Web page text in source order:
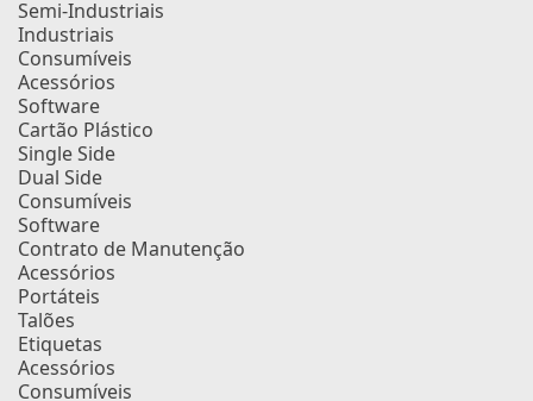
Semi-Industriais
Industriais
Consumíveis
Acessórios
Software
Cartão Plástico
Single Side
Dual Side
Consumíveis
Software
Contrato de Manutenção
Acessórios
Portáteis
Talões
Etiquetas
Acessórios
Consumíveis